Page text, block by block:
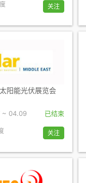
关注
阳能光伏展览会
~ 04.09 已结束
关注